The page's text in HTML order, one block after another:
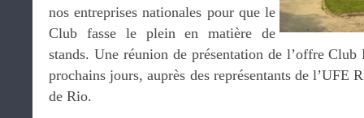
nos entreprises nationales pour que le
Club fasse le plein en matière de
stands. Une réunion de présentation de l’offre Club
prochains jours, auprès des représentants de l’UFE
de Rio.